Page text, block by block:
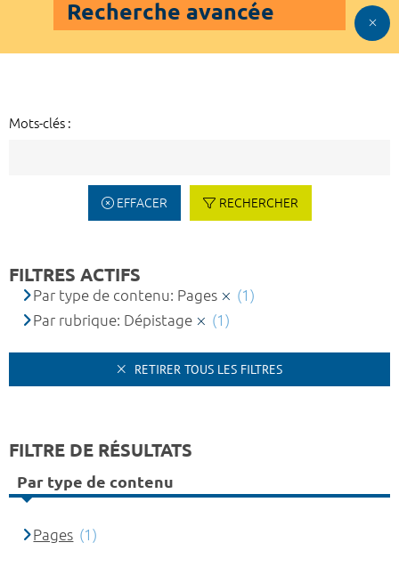
Recherche avancée
Mots-clés :
EFFACER RECHERCHER
FILTRES ACTIFS
Par type de contenu: Pages
(1)
Par rubrique: Dépistage
(1)
RETIRER TOUS LES FILTRES
FILTRE DE RÉSULTATS
Par type de contenu
Pages (1)